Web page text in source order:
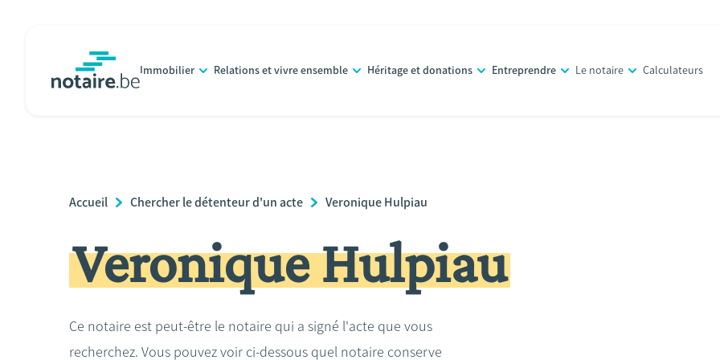
principal
Immobilier Relations et vivre ensemble Héritage et donations Entreprendre Le notaire Calculateurs
Breadcrumb
Accueil Chercher le détenteur d'un acte Veronique Hulpiau
Veronique Hulpiau
Ce notaire est peut-être le notaire qui a signé l'acte que vous
recherchez. Vous pouvez voir ci-dessous quel notaire conserve